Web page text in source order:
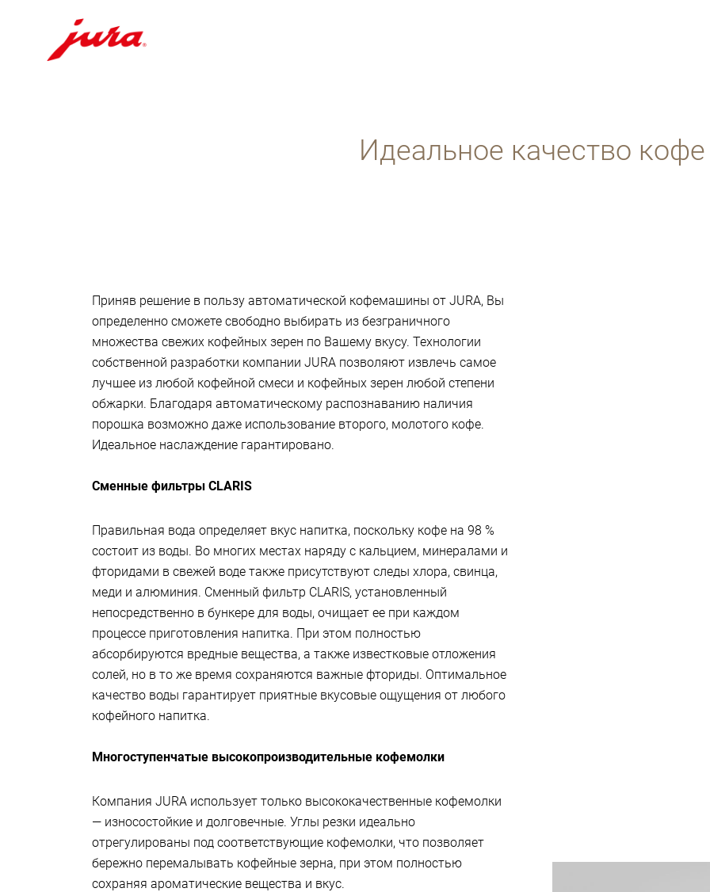
Идеальное качество кофе
Приняв решение в пользу автоматической кофемашины от JURA, Вы
определенно сможете свободно выбирать из безграничного
множества свежих кофейных зерен по Вашему вкусу. Технологии
собственной разработки компании JURA позволяют извлечь самое
лучшее из любой кофейной смеси и кофейных зерен любой степени
обжарки. Благодаря автоматическому распознаванию наличия
порошка возможно даже использование второго, молотого кофе.
Идеальное наслаждение гарантировано.
Сменные фильтры CLARIS
Правильная вода определяет вкус напитка, поскольку кофе на 98 %
состоит из воды. Во многих местах наряду с кальцием, минералами и
фторидами в свежей воде также присутствуют следы хлора, свинца,
меди и алюминия. Сменный фильтр CLARIS, установленный
непосредственно в бункере для воды, очищает ее при каждом
процессе приготовления напитка. При этом полностью
абсорбируются вредные вещества, а также известковые отложения
солей, но в то же время сохраняются важные фториды. Оптимальное
качество воды гарантирует приятные вкусовые ощущения от любого
кофейного напитка.
Многоступенчатые высокопроизводительные кофемолки
Компания JURA использует только высококачественные кофемолки
— износостойкие и долговечные. Углы резки идеально
отрегулированы под соответствующие кофемолки, что позволяет
бережно перемалывать кофейные зерна, при этом полностью
сохраняя ароматические вещества и вкус.